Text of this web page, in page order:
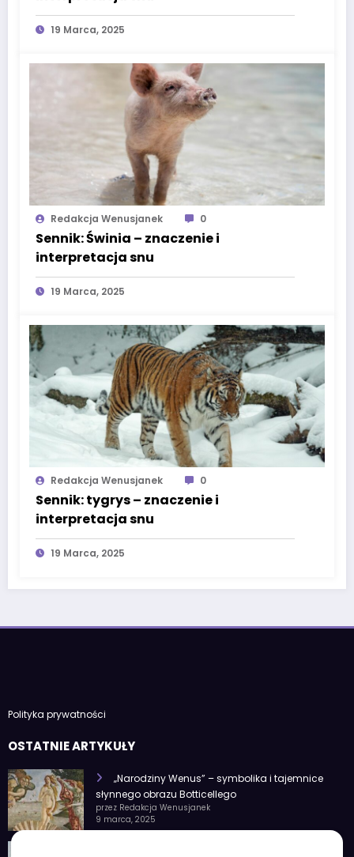
19 Marca, 2025
Redakcja Wenusjanek 0
Sennik: Świnia – znaczenie i
interpretacja snu
19 Marca, 2025
Redakcja Wenusjanek 0
Sennik: tygrys – znaczenie i
interpretacja snu
19 Marca, 2025
Polityka prywatności
OSTATNIE ARTYKUŁY
„Narodziny Wenus” – symbolika i tajemnice
słynnego obrazu Botticellego
przez Redakcja Wenusjanek
9 marca, 2025